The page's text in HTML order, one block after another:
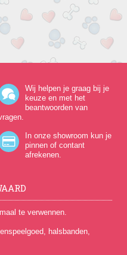
Wij helpen je graag bij je
keuze en met het
beantwoorden van
In onze showroom kun je
pinnen of contant
afrekenen.
te verwennen.
halsbanden,